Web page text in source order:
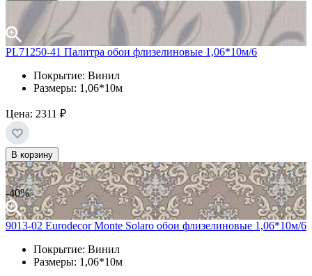
PL71250-41 Палитра обои флизелиновые 1,06*10м/6
Покрытие: Винил
Размеры: 1,06*10м
Цена: 2311 ₽
В корзину
-40%
9013-02 Eurodecor Monte Solaro обои флизелиновые 1,06*10м/6
Покрытие: Винил
Размеры: 1,06*10м